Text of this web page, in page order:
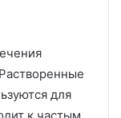
Растворенные
для
к частым